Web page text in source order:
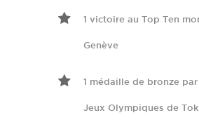
1 victoire au Top Ten
Genève
1 médaille de bronze
Jeux Olympiques de